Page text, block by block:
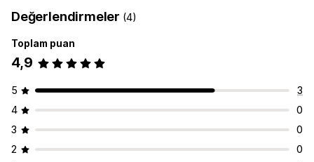
Değerlendirmeler (4)
Toplam puan
4,9
5
3
4
0
3
0
2
0